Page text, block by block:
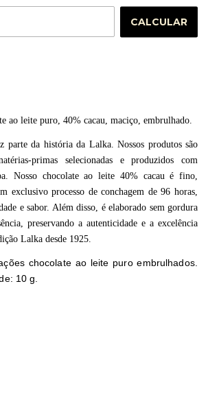
CALCULAR
ao leite puro, 40% cacau, maciço, embrulhado.
parte da história da Lalka. Nossos produtos são
primas selecionadas e produzidos com
Nosso chocolate ao leite 40% cacau é fino,
exclusivo processo de conchagem de 96 horas,
e sabor. Além disso, é elaborado sem gordura
preservando a autenticidade e a excelência
Lalka desde 1925.
chocolate ao leite puro embrulhados.
10 g.